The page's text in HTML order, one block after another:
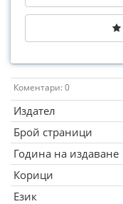
Коментари: 0
Издател
Брой страници
Година на издаване
Корици
Език